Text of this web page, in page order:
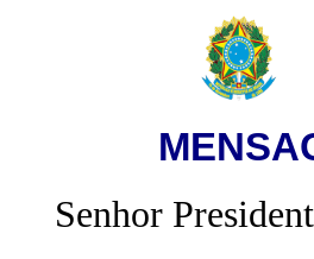
Senhor